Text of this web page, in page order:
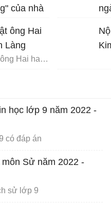
của nhà
ngày
ông Hai
Làng
Phân tích nhân vật ông Hai hay nhất
học lớp 9 năm 2022 -
có đáp án
Sử năm 2022 -
sử lớp 9